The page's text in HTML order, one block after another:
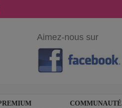
Aimez-nous sur
COMMUNAUTÉ